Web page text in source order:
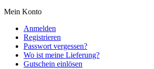
Mein Konto
Anmelden
Registrieren
Passwort vergessen?
Wo ist meine Lieferung?
Gutschein einlösen